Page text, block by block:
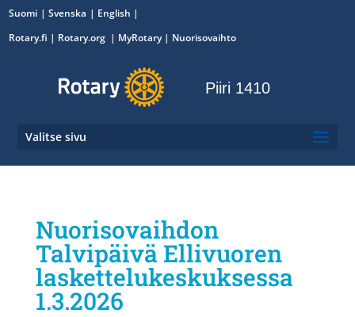
Suomi Svenska
English
Rotary.fi | Rotary.org | MyRotary| Nuorisovaihto
Piiri 1410
Valitse sivu
Nuorisovaihdon
Talvipäivä Ellivuoren
laskettelukeskuksessa
1.3.2026